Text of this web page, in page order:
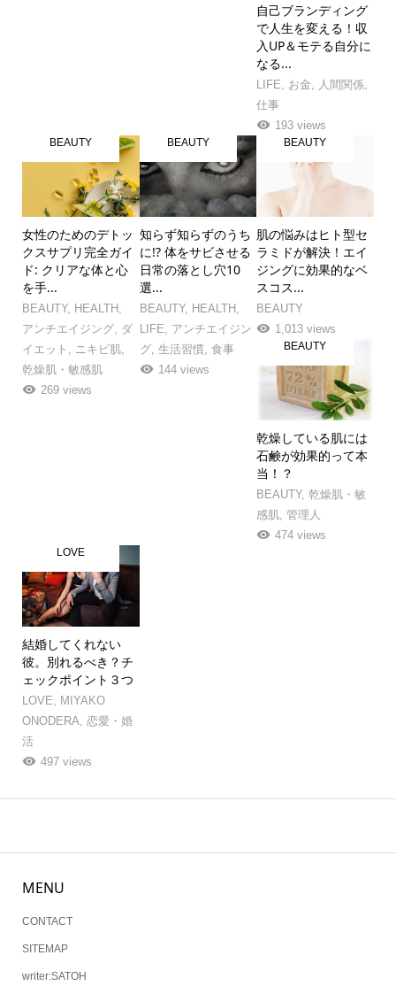
自己ブランディング
で人生を変える！収
入UP＆モテる自分に
なる...
LIFE お金 人間関係
仕事
193 views
女性のためのデトッ
クスサプリ完全ガイ
ド: クリアな体と心
を手...
BEAUTY, HEALTH
アンチエイジング,
ダ
イエット
ニキビ肌,
乾燥肌・敏感肌
269 views
BEAUTY
知らず知らずのうち
に!? 体をサビさせる
日常の落とし穴10
選...
BEAUTY, HEALTH
LIFE
アンチエイジン
グ, 生活習慣, 食事
144 views
BEAUTY
肌の悩みはヒト型セ
ラミドが解決！エイ
ジングに効果的なベ
スコス...
BEAUTY
1,013 views
BEAUTY
乾燥している肌には
石鹸が効果的って本
当！？
BEAUTY,乾燥肌・敏
感肌,管理人
474 views
BEAUTY
結婚してくれない
彼。別れるべき？チ
ェックポイント３つ
LOVE, MIYAKO
ONODERA, 恋愛・婚
活
497 views
LOVE
MENU
CONTACT
SITEMAP
writer:SATOH